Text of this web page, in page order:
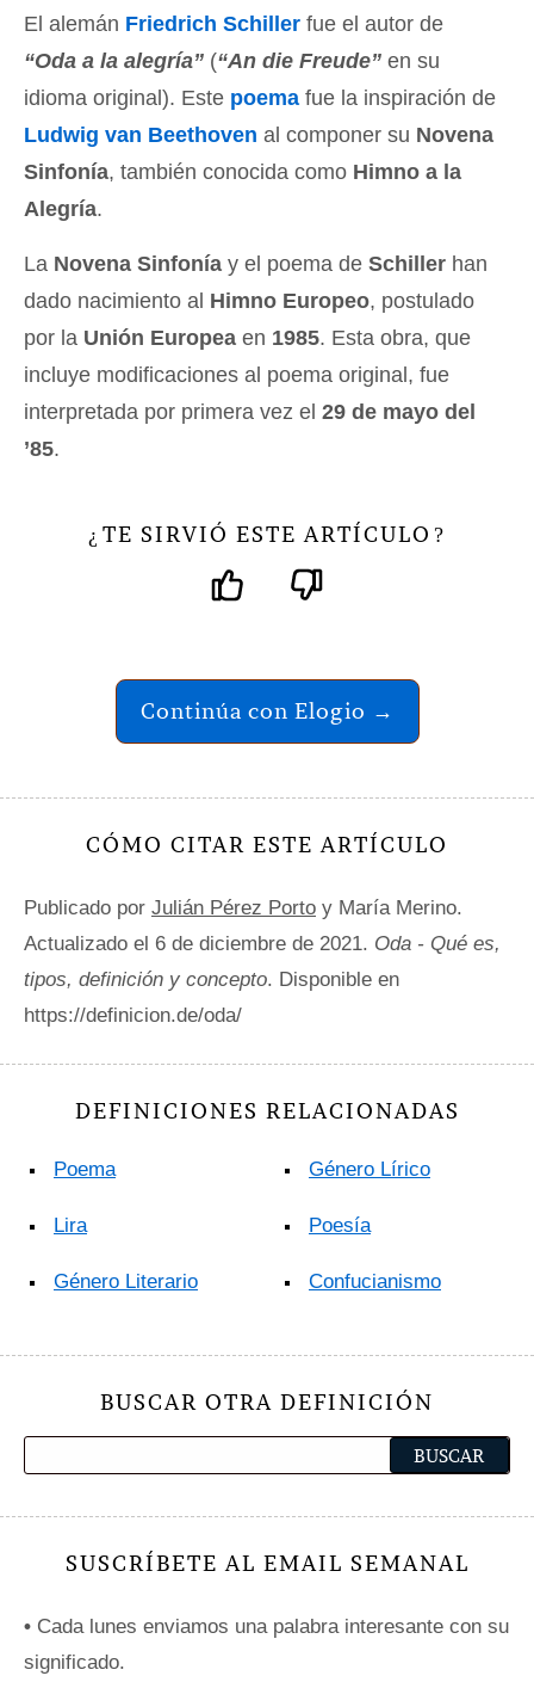
El alemán Friedrich Schiller fue el autor de
“Oda a la alegría” (“An die Freude” en su
idioma original). Este poema fue la inspiración de
Ludwig van Beethoven al componer su Novena
Sinfonía, también conocida como Himno a la
Alegría.
La Novena Sinfonía y el poema de Schiller han
dado nacimiento al Himno Europeo, postulado
por la Unión Europea en 1985. Esta obra, que
incluye modificaciones al poema original, fue
interpretada por primera vez el 29 de mayo del
’85.
¿ TE SIRVIÓ ESTE ARTÍCULO ?
Continúa con Elogio →
CÓMO CITAR ESTE ARTÍCULO
Publicado por Julián Pérez Porto y María Merino.
Actualizado el 6 de diciembre de 2021. Oda - Qué es,
tipos, definición y concepto. Disponible en
https://definicion.de/oda/
DEFINICIONES RELACIONADAS
Poema
Lira
Género Literario
Género Lírico
Poesía
Confucianismo
BUSCAR OTRA DEFINICIÓN
SUSCRÍBETE AL EMAIL SEMANAL
• Cada lunes enviamos una palabra interesante con su
significado.